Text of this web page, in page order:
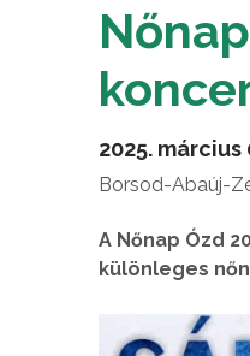
2025. március
Borsod-Abaúj-
A Nőnap Ózd
különleges